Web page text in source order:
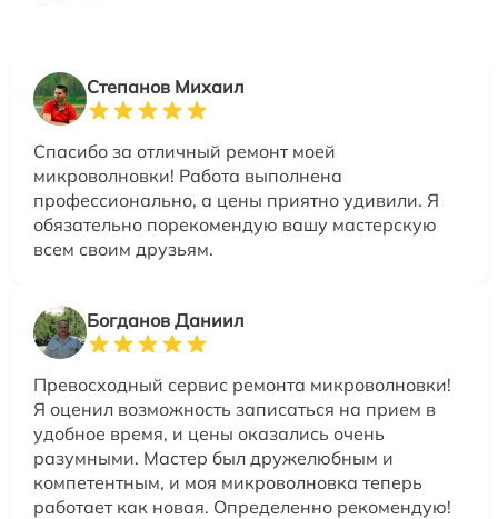
Степанов Михаил
Спасибо за отличный ремонт моей
микроволновки! Работа выполнена
профессионально, а цены приятно удивили. Я
обязательно порекомендую вашу мастерскую
всем своим друзьям.
Богданов Даниил
Превосходный сервис ремонта микроволновки!
Я оценил возможность записаться на прием в
удобное время, и цены оказались очень
разумными. Мастер был дружелюбным и
компетентным, и моя микроволновка теперь
работает как новая. Определенно рекомендую!